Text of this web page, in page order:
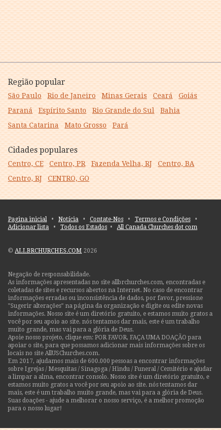
Região popular
São Paulo Rio de Janeiro Minas Gerais Ceará
Goiás
Paraná
Espírito Santo Rio Grande do Sul
Bahia
Santa Catarina
Mato Grosso Pará
Cidades populares
Centro, CE Centro, PR Fazenda Velha, RJ
Centro, BA
Centro, RJ
CENTRO, GO
Pagina inicial • Notícia • Contate-Nos • Termos e Condições •
Adicionar lista • Todos os Estados • All Canada Churches dot com
© ALLBRCHURCHES.COM 2026
Negação de responsabilidade.
As informações apresentadas no site allbrchurches.com, encontradas e
coletadas de sites e recursos abertos na Internet. No caso de encontrar
informações erradas ou inconsistência de dados, por favor, pressione
"Sugerir alterações" na página da organização e digite ou edite novas
informações. Nosso site é um diretório gratuito, e estamos muito gratos a
você por seu apoio ao site. nós tentamos dar mais, este é um trabalho
muito grande, mas vai para a glória de Deus.
Apoie nosso projeto, clique em: POR FAVOR, FAÇA UMA DOAÇÃO para
apoiar o site, para que possamos adicionar mais informações sobre os
locais no site AllUSChurches.com.
Em 2017, ajudamos mais de 600.000 pessoas a encontrar informações
sobre Igrejas / Mesquitas / Sinagoga / Hindu / Funeral / Cemitério e ajudar
a limpar a alma, encontrar consolo. Nosso site é um diretório gratuito, e
estamos muito gratos a você por seu apoio ao site. nós tentamos dar
mais, este é um trabalho muito grande, mas vai para a glória de Deus.
Suas doações - ajude a melhorar o nosso serviço, é a melhor promoção
para o nosso lugar!